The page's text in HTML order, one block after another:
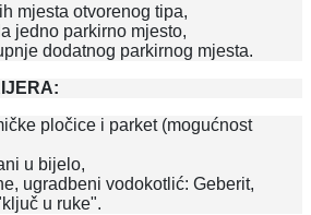
mjesta otvorenog tipa,
jedno parkirno mjesto,
dodatnog parkirnog mjesta.
pločice i parket (mogućnost
u bijelo,
ugradbeni vodokotlić: Geberit,
u ruke".